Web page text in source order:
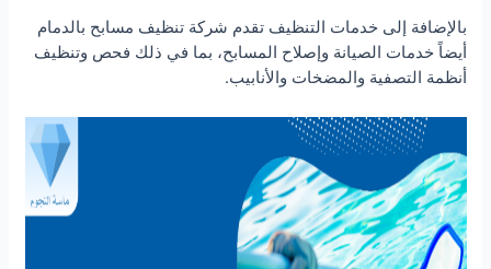
بالإضافة إلى خدمات التنظيف تقدم شركة تنظيف مسابح بالدمام
أيضاً خدمات الصيانة وإصلاح المسابح، بما في ذلك فحص وتنظيف
أنظمة التصفية والمضخات والأنابيب.